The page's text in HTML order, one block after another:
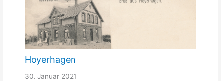
Hoyerhagen
30. Januar 2021